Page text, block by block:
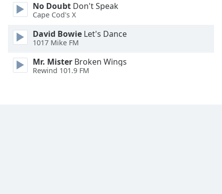
Text
Edge
Style
Font
No Doubt Don't Speak
Cape Cod's X
David Bowie Let's Dance
1017 Mike FM
Mr. Mister Broken Wings
Rewind 101.9 FM